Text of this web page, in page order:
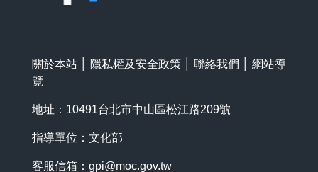
關於本站 隱私權及安全政策 聯絡我們
網站導
覽
地址：10491台北市中山區松江路209號
指導單位：文化部
客服信箱： gpi@moc.gov.tw